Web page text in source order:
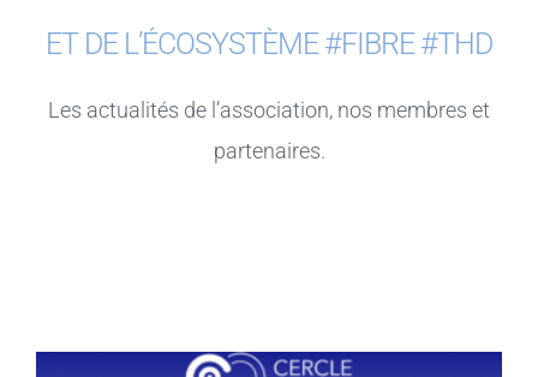
MEMBRES
CONTACT
ET DE L’ÉCOSYSTÈME #FIBRE #THD
Les actualités de l’association, nos membres et
partenaires.